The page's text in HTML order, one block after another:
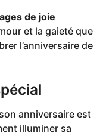
de joie
et la gaieté que
l’anniversaire de
anniversaire est
illuminer sa